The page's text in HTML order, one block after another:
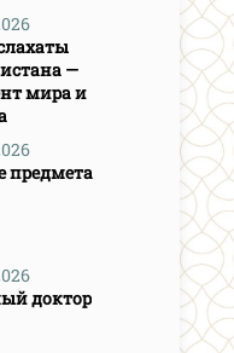
—
мира и
предмета
доктор